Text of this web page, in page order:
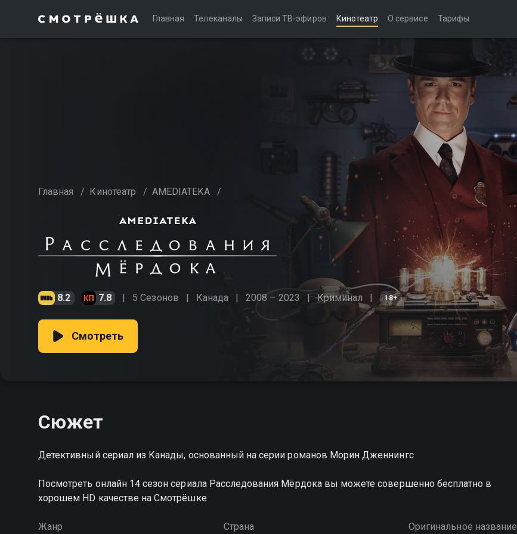
Главная Телеканалы Записи ТВ-эфиров Кинотеатр О сервисе Тарифы
Главная / Кинотеатр / AMEDIATEKA /
8.2 7.8 5 Сезонов Канада 2008 – 2023 Криминал 18+
Смотреть
Сюжет
Детективный сериал из Канады, основанный на серии романов Морин Дженнингс
Посмотреть онлайн 14 сезон сериала Расследования Мёрдока вы можете совершенно бесплатно в
хорошем HD качестве на Смотрёшке
Жанр Страна Оригинальное название